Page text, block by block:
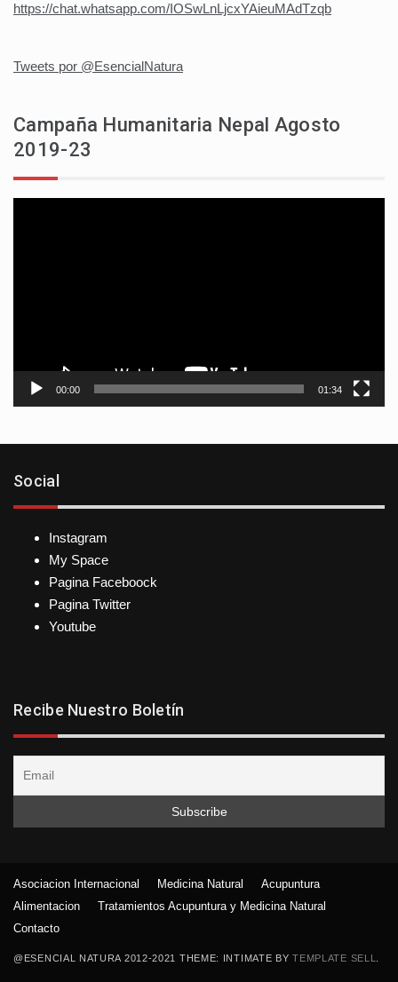
https://chat.whatsapp.com/IOSwLnLjcxYAieuMAdTzqb
Tweets por @EsencialNatura
Campaña Humanitaria Nepal Agosto
2019-23
00:00 01:34
Social
Instagram
My Space
Pagina Faceboock
Pagina Twitter
Youtube
Recibe Nuestro Boletín
@ESENCIAL NATURA 2012-2021 THEME: INTIMATE BYTEMPLATE SELL
Asociacion Internacional Medicina Natural
Acupuntura
Alimentacion
Tratamientos Acupuntura y Medicina Natural
Contacto